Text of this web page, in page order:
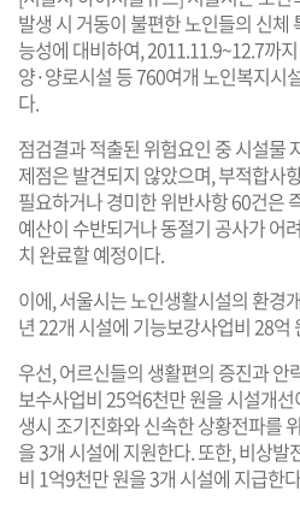
발생 시 거동이 불편한 노인들의 신체
능성에 대비하여, 2011.11.9~12.7까
양·양로시설 등 760여개 노인복지시
다.
점검결과 적출된 위험요인 중 시설물
제점은 발견되지 않았으며, 부적합사
필요하거나 경미한 위반사항 60건은
예산이 수반되거나 동절기 공사가 어
치 완료할 예정이다.
이에, 서울시는 노인생활시설의 환경
년 22개 시설에 기능보강사업비 28억
우선, 어르신들의 생활편의 증진과 안
보수사업비 25억6천만 원을 시설개
생시 조기진화와 신속한 상황전파를
을 3개 시설에 지원한다. 또한, 비상
비 1억9천만 원을 3개 시설에 지급한